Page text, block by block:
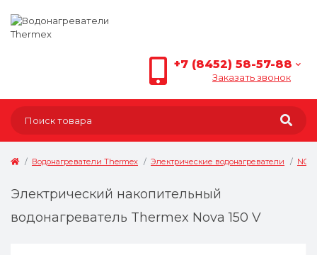
+7 (8452) 58-57-88
Заказать звонок
Водонагреватели Thermex Электрические водонагреватели
Электрический накопительный
водонагреватель Thermex Nova 150 V